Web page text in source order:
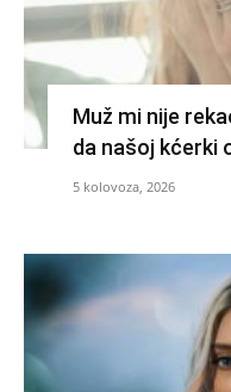
Muž mi nije
da našoj kćerki
5 kolovoza, 2026